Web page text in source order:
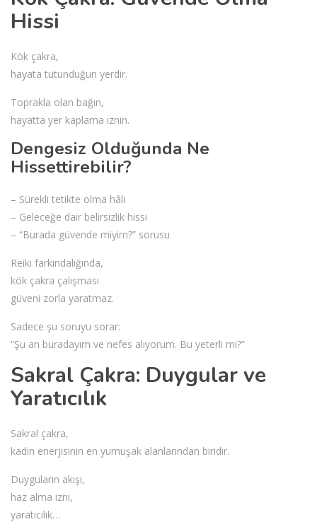
Hissi
Kök çakra,
hayata tutunduğun yerdir.
Toprakla olan bağın,
hayatta yer kaplama iznin.
Dengesiz Olduğunda Ne
Hissettirebilir?
– Sürekli tetikte olma hâli
– Geleceğe dair belirsizlik hissi
– “Burada güvende miyim?” sorusu
Reiki farkındalığında,
kök çakra çalışması
güveni zorla yaratmaz.
Sadece şu soruyu sorar:
“Şu an buradayım ve nefes alıyorum. Bu yeterli mi?”
Sakral Çakra: Duygular ve
Yaratıcılık
Sakral çakra,
kadın enerjisinin en yumuşak alanlarından biridir.
Duyguların akışı,
haz alma izni,
yaratıcılık…